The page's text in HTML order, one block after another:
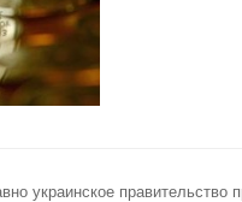
украинское